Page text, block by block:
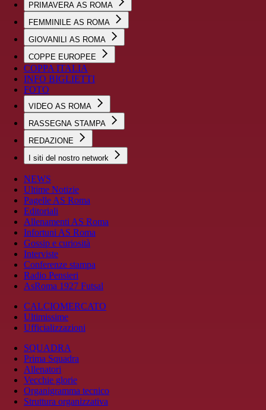
PRIMAVERA AS ROMA
FEMMINILE AS ROMA
GIOVANILI AS ROMA
COPPE EUROPEE
COPPA ITALIA
INFO BIGLIETTI
FOTO
VIDEO AS ROMA
RASSEGNA STAMPA
REDAZIONE
I siti del nostro network
NEWS
Ultime Notizie
Pagelle AS Roma
Editoriali
Allenamenti AS Roma
Infortuni AS Roma
Gossip e curiosità
Interviste
Conferenze stampa
Radio Pensieri
AsRoma 1927 Futsal
CALCIOMERCATO
Ultimissime
Ufficializzazioni
SQUADRA
Prima Squadra
Allenatori
Vecchie glorie
Organigramma tecnico
Struttura organizzativa